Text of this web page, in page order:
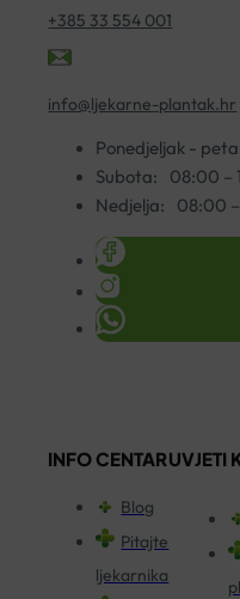
+385 33 554 001
info@ljekarne-plantak.hr
Ponedjeljak -
Subota:
08:00 –
Nedjelja:
08:00
INFO CENTAR
Blog
Pitajte
ljekarnika
UVJETI